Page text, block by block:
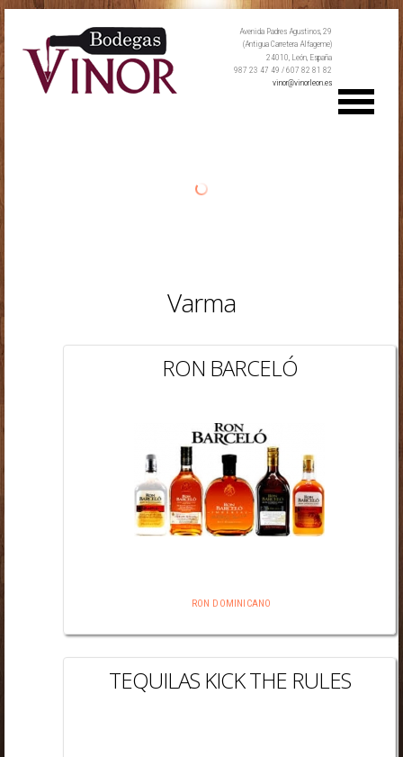
Avenida Padres Agustinos, 29
(Antigua Carretera Alfageme)
24010, León, España
987 23 47 49 / 607 82 81 82
vinor@vinorleon.es
Varma
RON BARCELÓ
RON DOMINICANO
TEQUILAS KICK THE RULES